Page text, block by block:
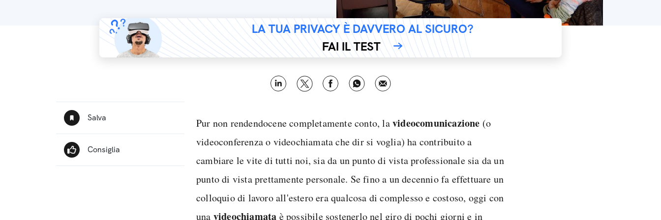
LA TUA PRIVACY È DAVVERO AL SICURO?
FAI IL TEST
Pur non rendendocene completamente conto, lavideocomunicazione (o
videoconferenza o videochiamata che dir si voglia) ha contribuito a
cambiare le vite di tutti noi, sia da un punto di vista professionale sia da un
punto di vista prettamente personale. Se fino a un decennio fa effettuare un
colloquio di lavoro all'estero era qualcosa di complesso e costoso, oggi con
una videochiamata è possibile sostenerlo nel giro di pochi giorni e in